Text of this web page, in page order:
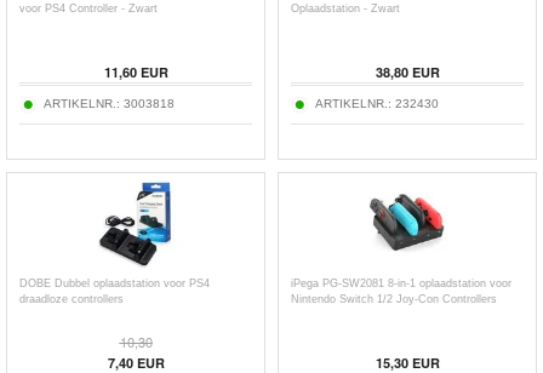
voor PS4 Controller - Zwart
11,60EUR
ARTIKELNR.: 3003818
Oplaadstation - Zwart
38,80EUR
ARTIKELNR.: 232430
DOBE Dubbel oplaadstation voor PS4
draadloze controllers
10,30
7,40EUR
iPega PG-SW2081 8-in-1 oplaadstation voor
Nintendo Switch 1/2 Joy-Con Controllers
15,30EUR